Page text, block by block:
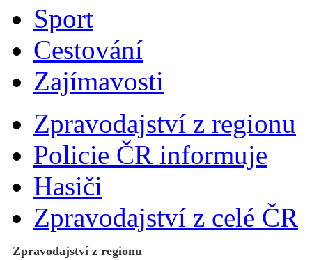
Sport
Cestování
Zajímavosti
Zpravodajství z regionu
Policie ČR informuje
Hasiči
Zpravodajství z celé ČR
Zpravodajství z regionu